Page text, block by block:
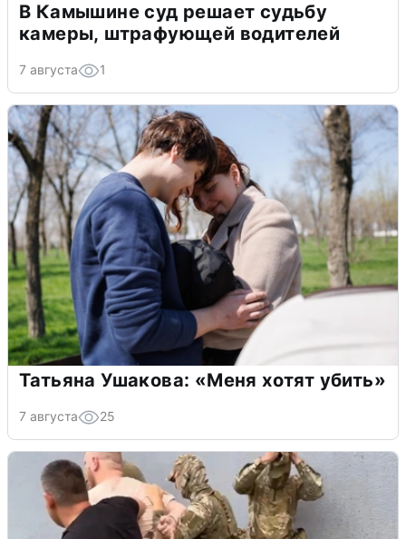
В Камышине суд решает судьбу
камеры, штрафующей водителей
7 августа 1
Татьяна Ушакова: «Меня хотят убить»
7 августа 25